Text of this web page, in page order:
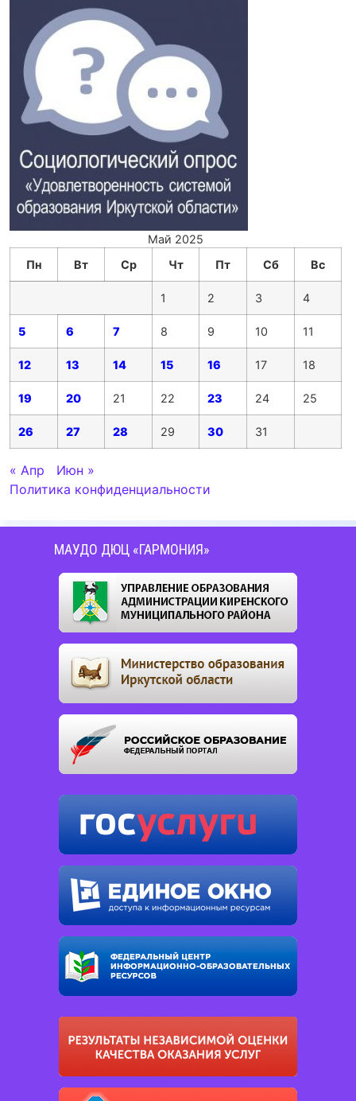
Май 2025
Пн
Вт Ср Чт Пт Сб Вс
1 2 3 4
5 6 7 8 9 10 11
12 13 14 15 16 17 18
19 20 21 22 23 24 25
26 27 28 29 30 31
« Апр
Июн »
Политика конфиденциальности
МАУДО ДЮЦ «ГАРМОНИЯ»